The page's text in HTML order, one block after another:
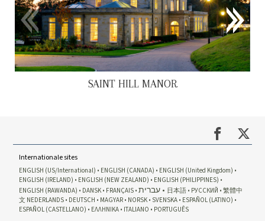
SAINT HILL MANOR
Internationale sites
ENGLISH (US/International) ENGLISH (CANADA)
ENGLISH (United Kingdom)
ENGLISH (IRELAND)
ENGLISH (NEW ZEALAND)
ENGLISH (PHILIPPINES)
ENGLISH (RAWANDA)
DANSK FRANÇAIS עברית 日本語 РУССКИЙ
繁體中
文 NEDERLANDS DEUTSCH MAGYAR NORSK SVENSKA ESPAÑOL (LATINO)
ESPAÑOL (CASTELLANO)
ΕΛΛΗΝΙΚA ITALIANO PORTUGUÊS